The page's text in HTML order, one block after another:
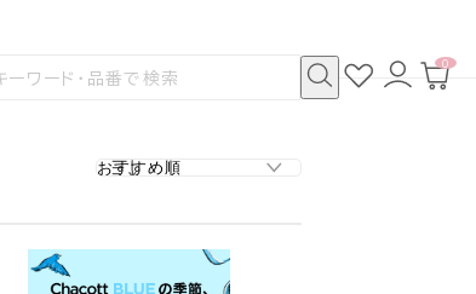
検
お
気
ロ
グ
カ
0